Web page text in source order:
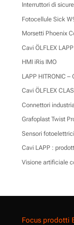
Interruttori di
Fotocellule Sick
Morsetti Phoenix
Cavi ÖLFLEX LAPP
HMI iRis IMO
LAPP HITRONIC
Cavi ÖLFLEX
Connettori
Grafoplast Twist
Sensori
Cavi LAPP :
Visione artificiale
Focus prodotti